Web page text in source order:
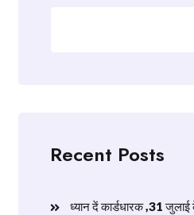
Recent Posts
ध्यान दें कार्डधारक ,31 जुलाई